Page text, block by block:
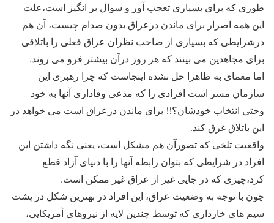
طوری که برای بسياری تعجب آور و سوال بر انگيز است،علت
این همه اصرار برای ماندن درعراق بدون صدام چيست، آن هم
درشرایطی که بسیاری از صاحب نظران عراق فعلی را باتلاقی
برای مجاهدین می بینند که هر روز درآن بیشتر فرو می روند.
اما معمای به ظاهرا حل نشده اینجاست که چرا رهبری این
سازمان مسر است افرادی را که مدعی وفاداری آنها به خود
وحتی انتخاب خودشان؟!! برای ماندن درعراق است می خواهد در
این باتلاق غرق کند.
واقعیت تلخی که تصورآن هم مشکل است، يعنی نگه داشتن این
افراد در شرایطی که بتوان رابطه آنها را با دنیای آزاد قطع
کرد،چيزی که در جایی غیر از عراق غیر ممکن است.
چون با توجه به وضعیت عراق، این افراد در بهترین شکل در پشت
سیم های خارداری که توسط چندین لایه از نیروهای آمریکایی،